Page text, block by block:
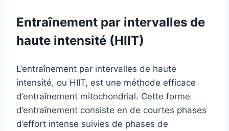
Entraînement par intervalles de
haute intensité (HIIT)
L’entraînement par intervalles de haute
intensité, ou HIIT, est une méthode efficace
d’entraînement mitochondrial. Cette forme
d’entraînement consiste en de courtes phases
d’effort intense suivies de phases de